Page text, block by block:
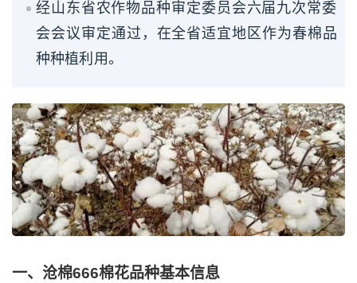
经山东省农作物品种审定委员会六届九次常委
会会议审定通过，在全省适宜地区作为春棉品
种种植利用。
一、沧棉666棉花品种基本信息